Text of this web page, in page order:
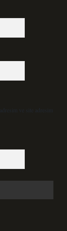
ve site adresim